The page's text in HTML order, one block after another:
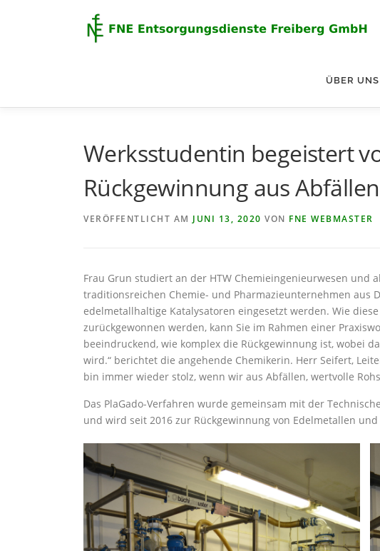
ÜBER UNS
Werksstudentin begeistert
Rückgewinnung aus Abfällen
VERÖFFENTLICHT AM JUNI 13, 2020 VON FNE WEBMASTER
Frau Grun studiert an der HTW Chemieingenieurwesen
traditionsreichen Chemie- und Pharmazieunternehmen aus
edelmetallhaltige Katalysatoren eingesetzt werden. Wie
zurückgewonnen werden, kann Sie im Rahmen einer
beeindruckend, wie komplex die Rückgewinnung ist, wobei
wird.“ berichtet die angehende Chemikerin. Herr Seifert,
bin immer wieder stolz, wenn wir aus Abfällen, wertvolle
Das PlaGado-Verfahren wurde gemeinsam mit der
und wird seit 2016 zur Rückgewinnung von Edelmetallen